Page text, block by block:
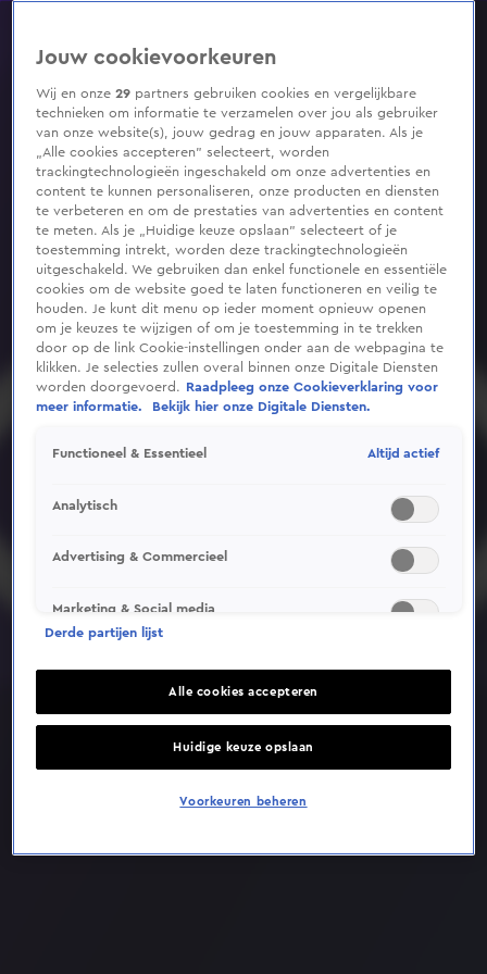
0
seconds
Deze video is niet beschikbaar op je huidige locatie
Jouw cookievoorkeuren
Wij en onze29 partners gebruiken cookies en vergelijkbare
technieken om informatie te verzamelen over jou als gebruiker
van onze website(s), jouw gedrag en jouw apparaten. Als je
„Alle cookies accepteren” selecteert, worden
trackingtechnologieën ingeschakeld om onze advertenties en
content te kunnen personaliseren, onze producten en diensten
te verbeteren en om de prestaties van advertenties en content
te meten. Als je „Huidige keuze opslaan” selecteert of je
toestemming intrekt, worden deze trackingtechnologieën
uitgeschakeld. We gebruiken dan enkel functionele en essentiële
cookies om de website goed te laten functioneren en veilig te
houden. Je kunt dit menu op ieder moment opnieuw openen
om je keuzes te wijzigen of om je toestemming in te trekken
door op de link Cookie-instellingen onder aan de webpagina te
klikken. Je selecties zullen overal binnen onze Digitale Diensten
worden doorgevoerd.
Raadpleeg onze Cookieverklaring voor
meer informatie.
Bekijk hier onze Digitale Diensten.
Functioneel & Essentieel Altijd actief
Analytisch
Advertising & Commercieel
Marketing & Social media
Derde partijen lijst
Alle cookies accepteren
Huidige keuze opslaan
Voorkeuren beheren